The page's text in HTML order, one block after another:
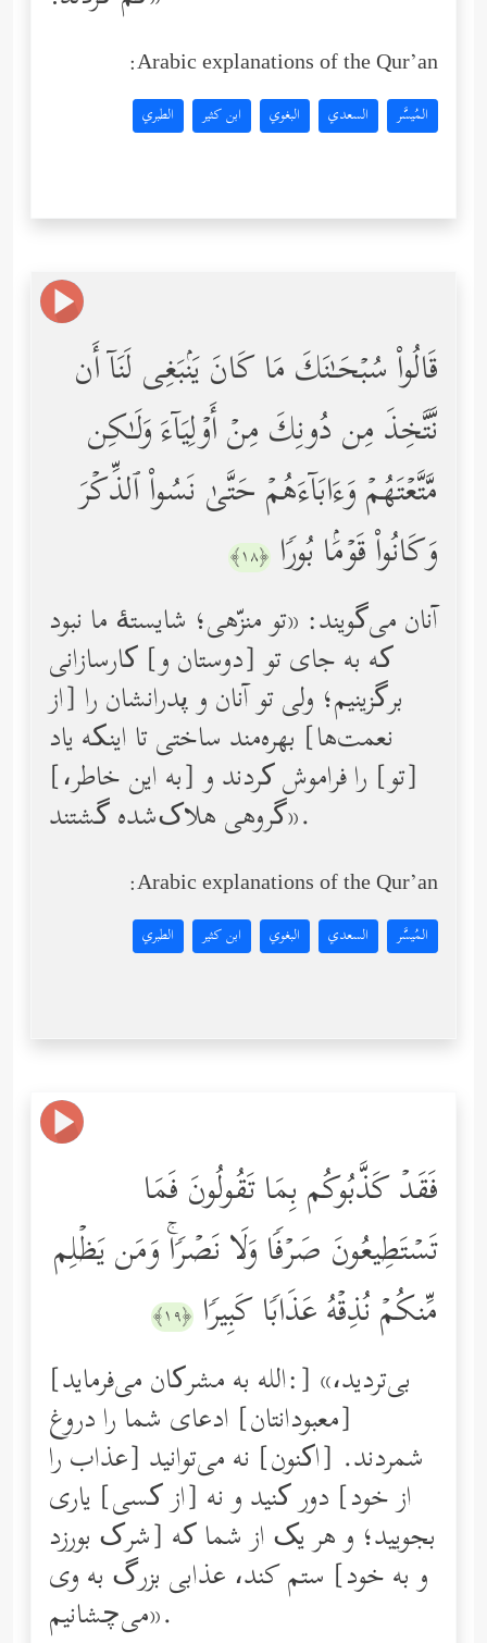
Arabic explanations of the Qur’an:
المُيسَّر السعدي البغوي ابن كثير الطبري
قَالُواْ سُبۡحَـٰنَكَ مَا كَانَ یَنۢبَغِی لَنَاۤ أَن
نَّتَّخِذَ مِن دُونِكَ مِنۡ أَوۡلِیَاۤءَ وَلَـٰكِن
مَّتَّعۡتَهُمۡ وَءَابَاۤءَهُمۡ حَتَّىٰ نَسُواْ ٱلذِّكۡرَ
وَكَانُواْ قَوۡمَۢا بُورࣰا ﴿١٨﴾
آنان می‌گویند: «تو منزّهی؛ شایستۀ ما نبود
که به جای تو [دوستان و] کارسازانی
برگزینیم؛ ولی تو آنان و پدرانشان را [از
نعمت‌ها] بهره‌مند ساختی تا اینکه یاد
[تو] را فراموش کردند و [به این خاطر،]
گروهی هلاک‌شده گشتند».
Arabic explanations of the Qur’an:
المُيسَّر السعدي البغوي ابن كثير الطبري
فَقَدۡ كَذَّبُوكُم بِمَا تَقُولُونَ فَمَا
تَسۡتَطِیعُونَ صَرۡفࣰا وَلَا نَصۡرࣰاۚ وَمَن یَظۡلِم
مِّنكُمۡ نُذِقۡهُ عَذَابࣰا كَبِیرࣰا ﴿١٩﴾
[الله به مشرکان می‌فرماید:] «بی‌تردید،
[معبودانتان] ادعای شما را دروغ
شمردند. [اکنون] نه می‌توانید [عذاب را
از خود] دور کنید و نه [از کسی] یاری
بجویید؛ و هر ‌یک از شما که [شرک بورزد
و به خود] ستم كند، عذابی بزرگ به وی
می‌چشانیم».